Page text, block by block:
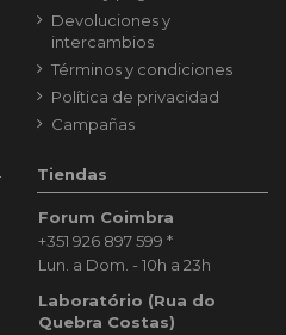
Devoluciones y
intercambios
Términos y condiciones
Política de privacidad
Campañas
Tiendas
Forum Coimbra
+351 926 897 599 *
Lun. a Dom. - 10h a 23h
Laboratório (Rua do
Quebra Costas)